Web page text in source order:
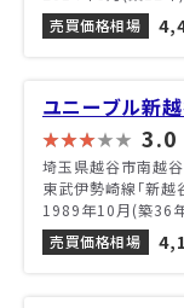
売買価格相場
ユニーブル新
3.0
埼玉県越谷市南越
東武伊勢崎線「新越
1989年10月(築36
売買価格相場